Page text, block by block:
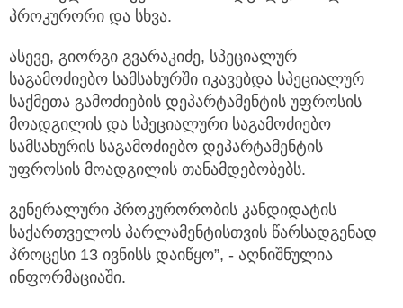
პროკურორი და სხვა.
ასევე, გიორგი გვარაკიძე, სპეციალურ
საგამოძიებო სამსახურში იკავებდა სპეციალურ
საქმეთა გამოძიების დეპარტამენტის უფროსის
მოადგილის და სპეციალური საგამოძიებო
სამსახურის საგამოძიებო დეპარტამენტის
უფროსის მოადგილის თანამდებობებს.
გენერალური პროკურორობის კანდიდატის
საქართველოს პარლამენტისთვის წარსადგენად
პროცესი 13 ივნისს დაიწყო”, - აღნიშნულია
ინფორმაციაში.